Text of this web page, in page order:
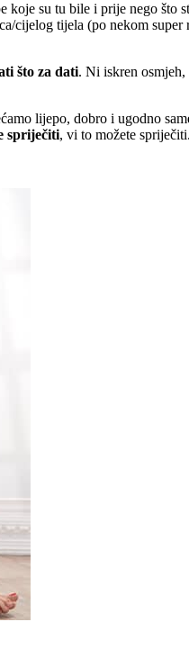
koje su tu bile i prije nego
cijelog tijela (po nekom
što za dati. Ni iskren osmjeh,
lijepo, dobro i ugodno
spriječiti, vi to možete spriječiti.